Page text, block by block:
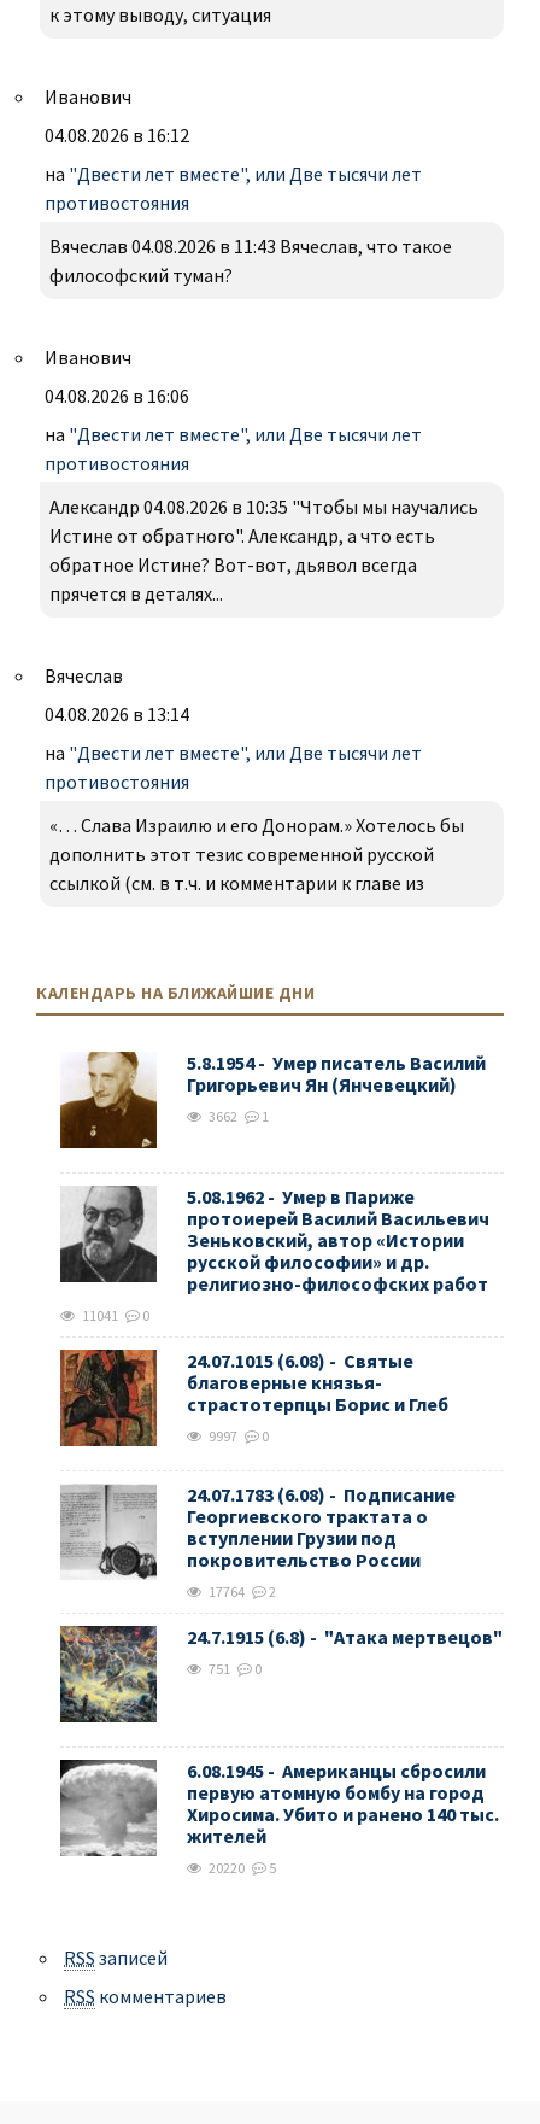
к этому выводу, ситуация
Иванович
04.08.2026 в 16:12
на "Двести лет вместе", или Две тысячи лет
противостояния
Вячеслав 04.08.2026 в 11:43 Вячеслав, что такое
философский туман?
Иванович
04.08.2026 в 16:06
на "Двести лет вместе", или Две тысячи лет
противостояния
Александр 04.08.2026 в 10:35 "Чтобы мы научались
Истине от обратного". Александр, а что есть
обратное Истине? Вот-вот, дьявол всегда
прячется в деталях...
Вячеслав
04.08.2026 в 13:14
на "Двести лет вместе", или Две тысячи лет
противостояния
«… Слава Израилю и его Донорам.» Хотелось бы
дополнить этот тезис современной русской
ссылкой (см. в т.ч. и комментарии к главе из
КАЛЕНДАРЬ НА БЛИЖАЙШИЕ ДНИ
5.8.1954 - Умер писатель Василий
Григорьевич Ян (Янчевецкий)
3662 1
5.08.1962 - Умер в Париже
протоиерей Василий Васильевич
Зеньковский, автор «Истории
русской философии» и др.
религиозно-философских работ
11041 0
24.07.1015 (6.08) - Святые
благоверные князья-
страстотерпцы Борис и Глеб
9997 0
24.07.1783 (6.08) - Подписание
Георгиевского трактата о
вступлении Грузии под
покровительство России
17764 2
24.7.1915 (6.8) - "Атака мертвецов"
751 0
6.08.1945 - Американцы сбросили
первую атомную бомбу на город
Хиросима. Убито и ранено 140 тыс.
жителей
20220 5
RSS записей
RSS комментариев